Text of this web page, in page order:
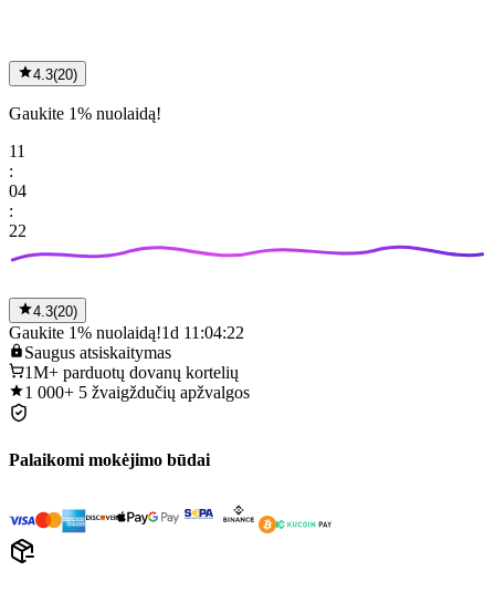
4.3(20)
Gaukite 1% nuolaidą!
11
:
04
:
22
4.3(20)
Gaukite 1% nuolaidą!1d 11:04:22
Saugus atsiskaitymas
1M+ parduotų dovanų kortelių
1 000+ 5 žvaigždučių apžvalgos
Palaikomi mokėjimo būdai